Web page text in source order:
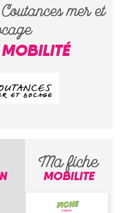
mer et
MOBILITÉ
Ma fiche
MOBILITE